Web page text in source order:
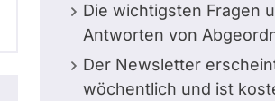
Die wichtigsten Fragen
Antworten von
Der Newsletter
wöchentlich und ist